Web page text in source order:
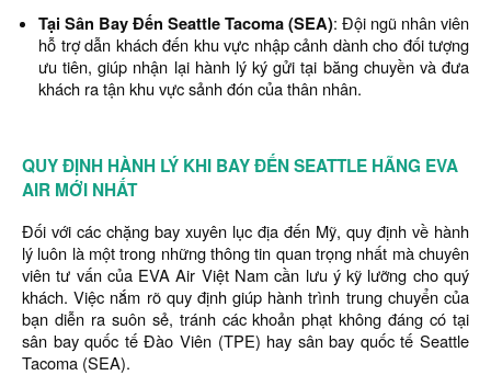
Tại Sân Bay Đến Seattle Tacoma (SEA): Đội ngũ nhân viên
hỗ trợ dẫn khách đến khu vực nhập cảnh dành cho đối tượng
ưu tiên, giúp nhận lại hành lý ký gửi tại băng chuyền và đưa
khách ra tận khu vực sảnh đón của thân nhân.
QUY ĐỊNH HÀNH LÝ KHI BAY ĐẾN SEATTLE HÃNG EVA
AIR MỚI NHẤT
Đối với các chặng bay xuyên lục địa đến Mỹ, quy định về hành
lý luôn là một trong những thông tin quan trọng nhất mà chuyên
viên tư vấn của EVA Air Việt Nam cần lưu ý kỹ lưỡng cho quý
khách. Việc nắm rõ quy định giúp hành trình trung chuyển của
bạn diễn ra suôn sẻ, tránh các khoản phạt không đáng có tại
sân bay quốc tế Đào Viên (TPE) hay sân bay quốc tế Seattle
Tacoma (SEA).